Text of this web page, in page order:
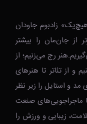
زادبوم جاودان
از جان‌مان را بیشتر
رج می‌زنیم؛ از
و از تئاتر تا هنرهای
و استایل را زیر نظر
ماجراجویی‌های صنعت
زیبایی و ورزش را